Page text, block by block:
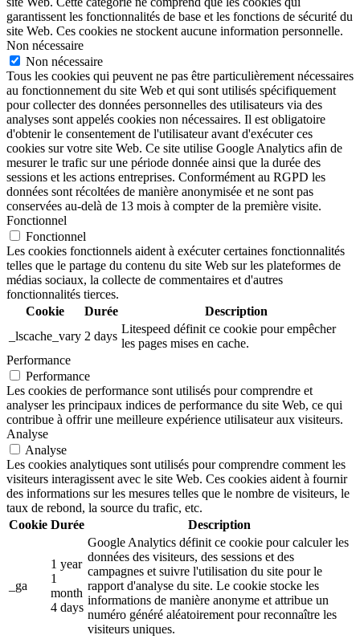
garantissent les fonctionnalités de base et les fonctions de sécurité du
site Web. Ces cookies ne stockent aucune information personnelle.
Non nécessaire
Non nécessaire
Tous les cookies qui peuvent ne pas être particulièrement nécessaires
au fonctionnement du site Web et qui sont utilisés spécifiquement
pour collecter des données personnelles des utilisateurs via des
analyses sont appelés cookies non nécessaires. Il est obligatoire
d'obtenir le consentement de l'utilisateur avant d'exécuter ces
cookies sur votre site Web. Ce site utilise Google Analytics afin de
mesurer le trafic sur une période donnée ainsi que la durée des
sessions et les actions entreprises. Conformément au RGPD les
données sont récoltées de manière anonymisée et ne sont pas
conservées au-delà de 13 mois à compter de la première visite.
Fonctionnel
Fonctionnel
Les cookies fonctionnels aident à exécuter certaines fonctionnalités
telles que le partage du contenu du site Web sur les plateformes de
médias sociaux, la collecte de commentaires et d'autres
fonctionnalités tierces.
Cookie
Durée
Description
_lscache_vary 2 days
Litespeed définit ce cookie pour empêcher
les pages mises en cache.
Performance
Performance
Les cookies de performance sont utilisés pour comprendre et
analyser les principaux indices de performance du site Web, ce qui
contribue à offrir une meilleure expérience utilisateur aux visiteurs.
Analyse
Analyse
Les cookies analytiques sont utilisés pour comprendre comment les
visiteurs interagissent avec le site Web. Ces cookies aident à fournir
des informations sur les mesures telles que le nombre de visiteurs, le
taux de rebond, la source du trafic, etc.
Cookie Durée Description
_ga
1 year
1
month
4 days
Google Analytics définit ce cookie pour calculer les
données des visiteurs, des sessions et des
campagnes et suivre l'utilisation du site pour le
rapport d'analyse du site. Le cookie stocke les
informations de manière anonyme et attribue un
numéro généré aléatoirement pour reconnaître les
visiteurs uniques.